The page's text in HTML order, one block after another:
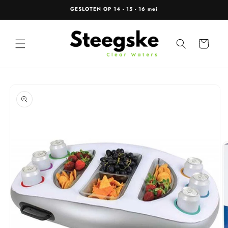
content
GESLOTEN OP 14 - 15 - 16 mei
Winkelwagen
direct naar